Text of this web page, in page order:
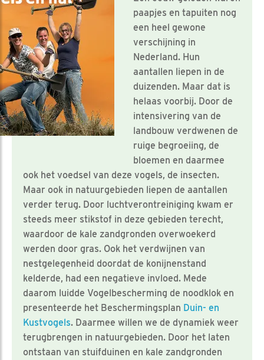
paapjes en tapuiten nog
een heel gewone
verschijning in
Nederland. Hun
aantallen liepen in de
duizenden. Maar dat is
helaas voorbij. Door de
intensivering van de
landbouw verdwenen de
ruige begroeiing, de
bloemen en daarmee
ook het voedsel van deze vogels, de insecten.
Maar ook in natuurgebieden liepen de aantallen
verder terug. Door luchtverontreiniging kwam er
steeds meer stikstof in deze gebieden terecht,
waardoor de kale zandgronden overwoekerd
werden door gras. Ook het verdwijnen van
nestgelegenheid doordat de konijnenstand
kelderde, had een negatieve invloed. Mede
daarom luidde Vogelbescherming de noodklok en
presenteerde het Beschermingsplan Duin- en
Kustvogels. Daarmee willen we de dynamiek weer
terugbrengen in natuurgebieden. Door het laten
ontstaan van stuifduinen en kale zandgronden